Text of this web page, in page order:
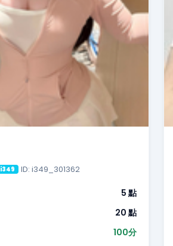
i349 ID: i349_301362
5 點
20 點
100分